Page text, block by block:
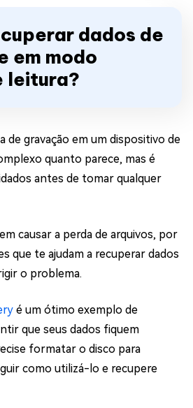
dados de
em modo
leitura?
de gravação em um dispositivo de
quanto parece, mas é
antes de tomar qualquer
causar a perda de arquivos, por
que te ajudam a recuperar dados
o problema.
é um ótimo exemplo de
que seus dados fiquem
formatar o disco para
como utilizá-lo e recupere